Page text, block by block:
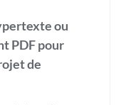
ou
PDF pour
de